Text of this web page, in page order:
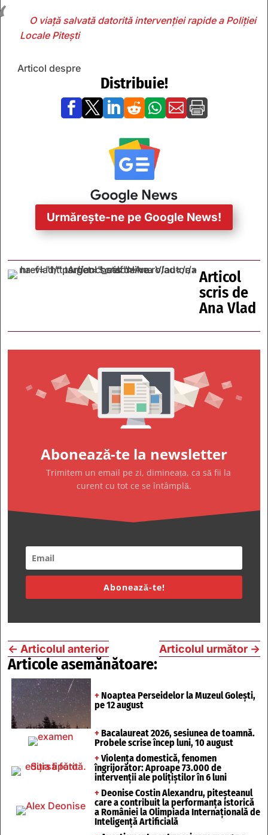
O viață salvată datorită intervenției rapide a Poliției
Locale Pitești
Articol despre
Distribuie!
      
Urmărește-ne pe Google News!
Articol
scris de
Ana Vlad
Abonează-te la newsletter
Trimitem un email pe zi, dimineața, ca să fii la
curent cu tot ce se întâmplă.
Abonează-te!
← Articolul anterior Articolul următor →
Articole asemănătoare:
+ Noaptea Perseidelor la Muzeul Golești,
pe 12 august
+ Bacalaureat 2026, sesiunea de toamnă.
Probele scrise încep luni, 10 august
+ Violența domestică, fenomen
îngrijorător: Aproape 73.000 de
intervenții ale polițiștilor în 6 luni
+ Deonise Costin Alexandru, piteșteanul
care a contribuit la performanța istorică
a României la Olimpiada Internațională de
Inteligență Artificială